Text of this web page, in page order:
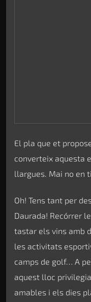
aquest lloc
amables i els dies
família, en parella,
turisme esportiu.
lleure i natura que
Pots omplir-te amb
concerts i festivals.
platges o caminar